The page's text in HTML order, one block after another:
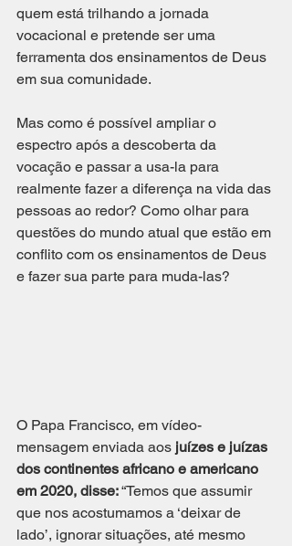
quem está trilhando a jornada
vocacional e pretende ser uma
ferramenta dos ensinamentos de Deus
em sua comunidade.
Mas como é possível ampliar o
espectro após a descoberta da
vocação e passar a usa-la para
realmente fazer a diferença na vida das
pessoas ao redor? Como olhar para
questões do mundo atual que estão em
conflito com os ensinamentos de Deus
e fazer sua parte para muda-las?
O Papa Francisco, em vídeo-
mensagem enviada aos juízes e juízas
dos continentes africano e americano
em 2020, disse: “Temos que assumir
que nos acostumamos a ‘deixar de
lado’, ignorar situações, até mesmo